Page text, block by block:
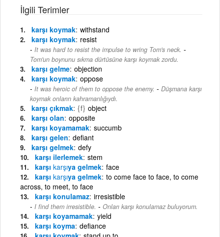
İlgili Terimler
karşı koymak withstand
karşı koymak resist
It was hard to resist the impulse to wring Tom's neck. -
Tom'un boynunu sıkma dürtüsüne karşı koymak zordu.
karşı gelme objection
karşı koymak oppose
It was heroic of them to oppose the enemy. - Düşmana karşı
koymak onların kahramanlığıydı.
karşı çıkmak {f} object
karşı olan opposite
karşı koyamamak succumb
karşı gelen defiant
karşı gelmek defy
karşı ilerlemek stem
karşı karşıya gelmek face
karşı karşıya gelmek to come face to face, to come
across, to meet, to face
karşı konulamaz irresistible
I find them irresistible. - Onları karşı konulamaz buluyorum.
karşı koyamamak yield
karşı koyma defiance